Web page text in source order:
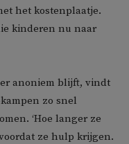
het kostenplaatje.
kinderen nu naar
anoniem blijft, vindt
zo snel
‘Hoe langer ze
ze hulp krijgen.